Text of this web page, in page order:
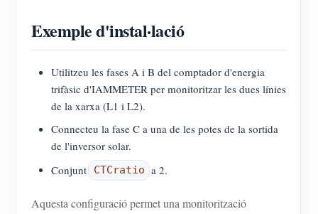
Exemple d'instal·lació
Utilitzeu les fases A i B del comptador d'energia
trifàsic d'IAMMETER per monitoritzar les dues línies
de la xarxa (L1 i L2).
Connecteu la fase C a una de les potes de la sortida
de l'inversor solar.
Conjunt
CTCratio a 2.
Aquesta configuració permet una monitorització